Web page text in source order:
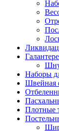
Наборы
Швейная
Плотные